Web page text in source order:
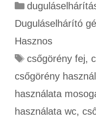
Duguláselhárító
Hasznos
csőgörény fej,
csőgörény
használata
használata wc,